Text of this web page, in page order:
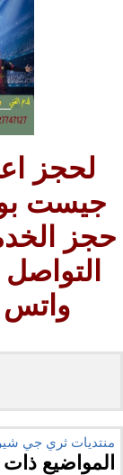
لحجز
جيست
حجز
واتس اب
منتديات ثري جي
المواضيع ذات